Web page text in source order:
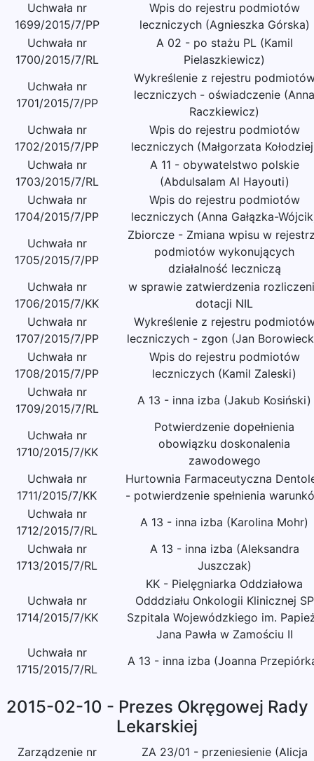
Uchwała nr
1699/2015/7/PP
Wpis do rejestru podmiotów
leczniczych (Agnieszka Górska)
Uchwała nr
1700/2015/7/RL
A 02 - po stażu PL (Kamil
Pielaszkiewicz)
Uchwała nr
1701/2015/7/PP
Wykreślenie z rejestru
leczniczych - oświadczenie (Anna
Raczkiewicz)
Uchwała nr
1702/2015/7/PP
Wpis do rejestru podmiotów
leczniczych (Małgorzata
Uchwała nr
1703/2015/7/RL
A 11 - obywatelstwo polskie
(Abdulsalam Al Hayouti)
Uchwała nr
1704/2015/7/PP
Wpis do rejestru podmiotów
leczniczych (Anna Gałązka-
Uchwała nr
1705/2015/7/PP
Zbiorcze - Zmiana wpisu w
podmiotów wykonujących
działalność leczniczą
Uchwała nr
1706/2015/7/KK
w sprawie zatwierdzenia
dotacji NIL
Uchwała nr
1707/2015/7/PP
Wykreślenie z rejestru
leczniczych - zgon (Jan
Uchwała nr
1708/2015/7/PP
Wpis do rejestru podmiotów
leczniczych (Kamil Zaleski)
Uchwała nr
1709/2015/7/RL
A 13 - inna izba (Jakub Kosiński)
Uchwała nr
1710/2015/7/KK
Potwierdzenie dopełnienia
obowiązku doskonalenia
zawodowego
Uchwała nr
1711/2015/7/KK
Hurtownia Farmaceutyczna
- potwierdzenie spełnienia
Uchwała nr
1712/2015/7/RL
A 13 - inna izba (Karolina Mohr)
Uchwała nr
1713/2015/7/RL
A 13 - inna izba (Aleksandra
Juszczak)
Uchwała nr
1714/2015/7/KK
KK - Pielęgniarka Oddziałowa
Odddziału Onkologii Klinicznej SP
Szpitala Wojewódzkiego im.
Jana Pawła w Zamościu II
Uchwała nr
1715/2015/7/RL
A 13 - inna izba (Joanna
2015-02-10 - Prezes Okręgowej Rady
Lekarskiej
Zarządzenie nr
ZA 23/01 - przeniesienie (Alicja